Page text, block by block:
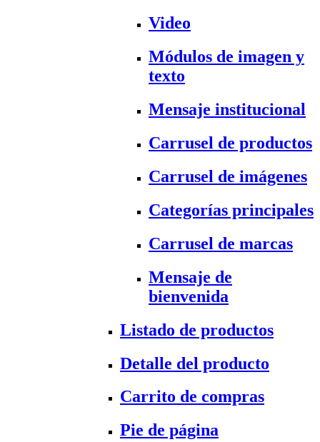
Video
Módulos de imagen y
texto
Mensaje institucional
Carrusel de productos
Carrusel de imágenes
Categorías principales
Carrusel de marcas
Mensaje de
bienvenida
Listado de productos
Detalle del producto
Carrito de compras
Pie de página